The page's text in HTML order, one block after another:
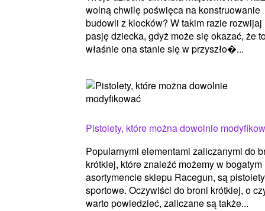
wolną chwilę poświęca na konstruowanie
budowli z klocków? W takim razie rozwijaj
pasję dziecka, gdyż może się okazać, że
właśnie ona stanie się w przyszło�...
Pistolety, które można dowolnie
Popularnymi elementami zaliczanymi do
krótkiej, które znaleźć możemy w bogatym
asortymencie sklepu Racegun, są pistolety
sportowe. Oczywiści do broni krótkiej, o
warto powiedzieć, zaliczane są także...